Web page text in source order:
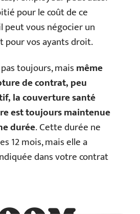
pour le coût de ce
peut vous négocier un
pour vos ayants droit.
toujours, maismême
de contrat, peu
la couverture santé
est toujours maintenue
durée. Cette durée ne
12 mois, mais elle a
dans votre contrat